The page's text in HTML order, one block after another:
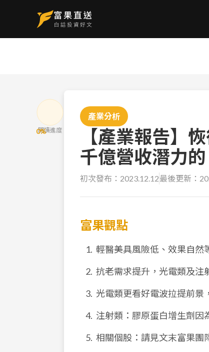
0%
閱讀進度
產業分析
【產業報告】
千億營收潛力的
初次發布： 2023.12.12最後更新：
富果觀點
輕醫美具風險低、效果自然
抗老需求提升，光電類及注
光電類更看好電波拉提前景
注射類：膠原蛋白增生劑因
相關個股：請見文末富果團